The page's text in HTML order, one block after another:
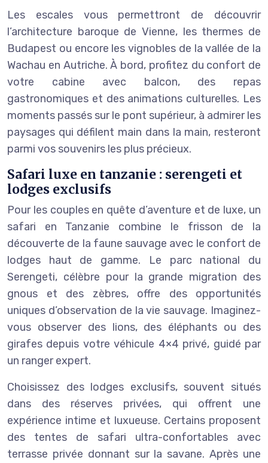
Les escales vous permettront de découvrir
l’architecture baroque de Vienne, les thermes de
Budapest ou encore les vignobles de la vallée de la
Wachau en Autriche. À bord, profitez du confort de
votre cabine avec balcon, des repas
gastronomiques et des animations culturelles. Les
moments passés sur le pont supérieur, à admirer les
paysages qui défilent main dans la main, resteront
parmi vos souvenirs les plus précieux.
Safari luxe en tanzanie : serengeti et
lodges exclusifs
Pour les couples en quête d’aventure et de luxe, un
safari en Tanzanie combine le frisson de la
découverte de la faune sauvage avec le confort de
lodges haut de gamme. Le parc national du
Serengeti, célèbre pour la grande migration des
gnous et des zèbres, offre des opportunités
uniques d’observation de la vie sauvage. Imaginez-
vous observer des lions, des éléphants ou des
girafes depuis votre véhicule 4×4 privé, guidé par
un ranger expert.
Choisissez des lodges exclusifs, souvent situés
dans des réserves privées, qui offrent une
expérience intime et luxueuse. Certains proposent
des tentes de safari ultra-confortables avec
terrasse privée donnant sur la savane. Après une